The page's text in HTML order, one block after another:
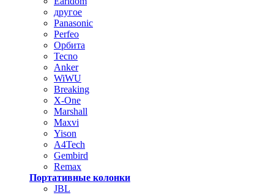
другое
Panasonic
Perfeo
Орбита
Tecno
Anker
WiWU
Breaking
X-One
Marshall
Maxvi
Yison
A4Tech
Gembird
Remax
Портативные колонки
JBL